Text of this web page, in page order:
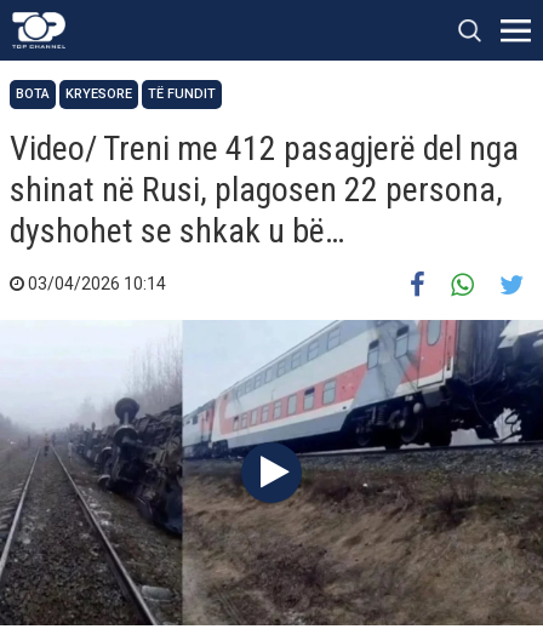
BOTA KRYESORE TË FUNDIT
Video/ Treni me 412 pasagjerë del nga
shinat në Rusi, plagosen 22 persona,
dyshohet se shkak u bë…
03/04/2026 10:14